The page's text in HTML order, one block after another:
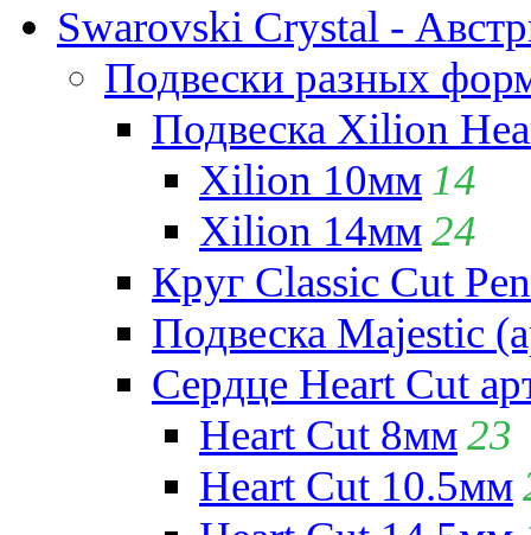
Swarovski Crystal -
Подвески разных
Подвеска Xilion
Xilion 10мм 14
Xilion 14мм24
Круг Classic Cut
Подвеска Majestic
Сердце Heart Cut
Heart Cut 8мм23
Heart Cut 10.5мм